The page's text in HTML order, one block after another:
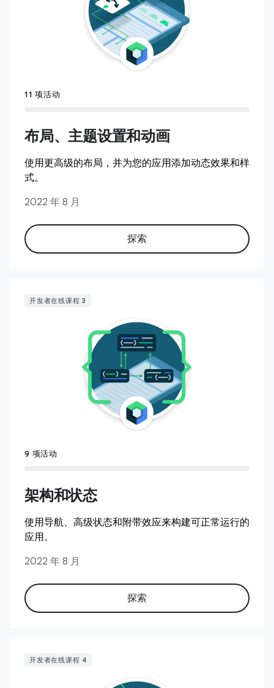
11 项活动
布局、主题设置和动画
使用更高级的布局，并为您的应用添加动态效果和样
式。
2022 年 8 月
探索
开发者在线课程 3
9 项活动
架构和状态
使用导航、高级状态和附带效应来构建可正常运行的
应用。
2022 年 8 月
探索
开发者在线课程 4